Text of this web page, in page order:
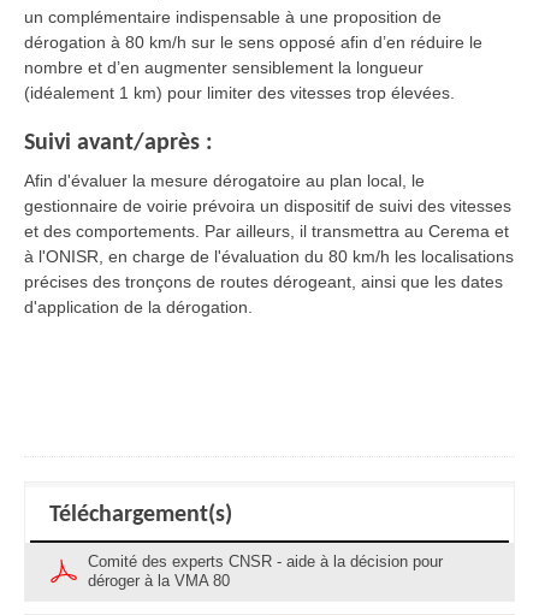
un complémentaire indispensable à une proposition de
dérogation à 80 km/h sur le sens opposé afin d’en réduire le
nombre et d’en augmenter sensiblement la longueur
(idéalement 1 km) pour limiter des vitesses trop élevées.
Suivi avant/après :
Afin d'évaluer la mesure dérogatoire au plan local, le
gestionnaire de voirie prévoira un dispositif de suivi des vitesses
et des comportements. Par ailleurs, il transmettra au Cerema et
à l'ONISR, en charge de l'évaluation du 80 km/h les localisations
précises des tronçons de routes dérogeant, ainsi que les dates
d'application de la dérogation.
Téléchargement(s)
Comité des experts CNSR - aide à la décision pour
déroger à la VMA 80